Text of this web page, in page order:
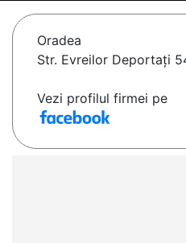
Oradea
Str. Evreilor Deportați
Vezi profilul firmei pe